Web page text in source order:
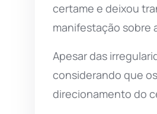
certame e deixou
manifestação sobre
Apesar das
considerando que
direcionamento do